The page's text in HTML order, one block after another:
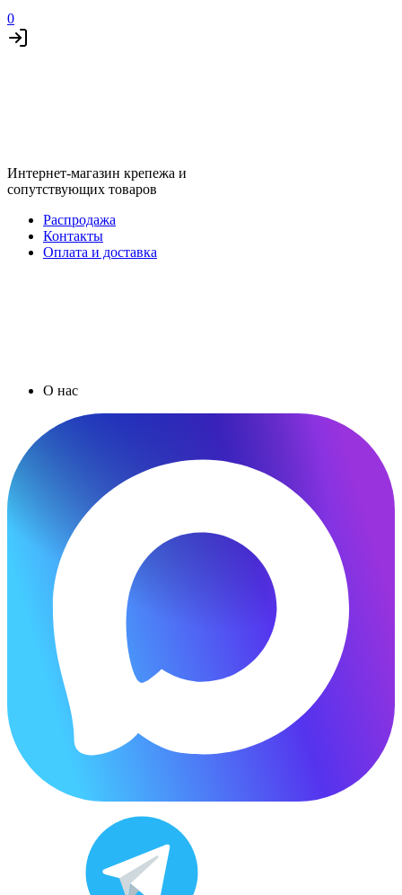
0
Интернет-магазин крепежа и
сопутствующих товаров
Распродажа
Контакты
Оплата и доставка
О нас